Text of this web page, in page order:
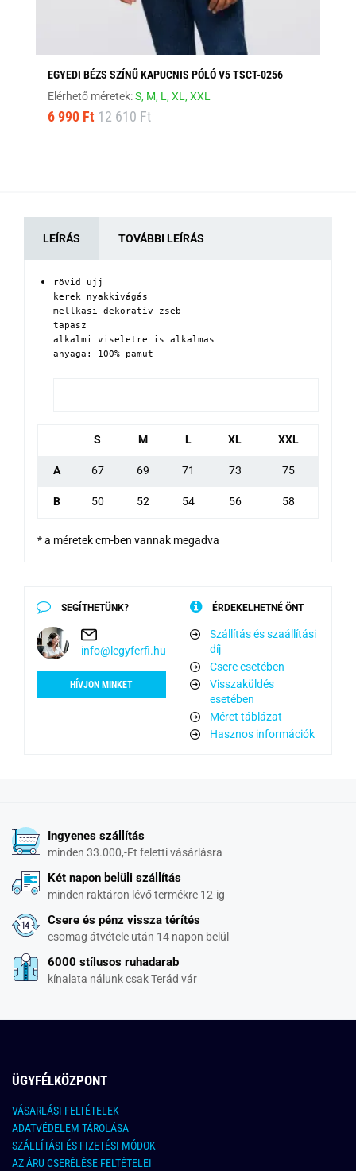
EGYEDI BÉZS SZÍNŰ KAPUCNIS PÓLÓ V5 TSCT-0256
Elérhető méretek:S, M, L,XL,XXL
6 990 Ft 12 610 Ft
LEÍRÁS TOVÁBBI LEÍRÁS
rövid ujj
kerek nyakkivágás
mellkasi dekoratív zseb
tapasz
alkalmi viseletre is alkalmas
anyaga: 100% pamut
S M L XL XXL
A 67 69 71 73 75
B 50 52 54 56 58
* a méretek cm-ben vannak megadva
SEGÍTHETÜNK?
info@legyferfi.hu
HÍVJON MINKET
ÉRDEKELHETNÉ ÖNT
Szállítás és szaállítási
díj
Csere esetében
Visszaküldés
esetében
Méret táblázat
Hasznos információk
Ingyenes szállítás
minden 33.000,-Ft feletti vásárlásra
Két napon belüli szállítás
minden raktáron lévő termékre 12-ig
Csere és pénz vissza térítés
csomag átvétele után 14 napon belül
6000 stílusos ruhadarab
kínalata nálunk csak Terád vár
ÜGYFÉLKÖZPONT
VÁSARLÁSI FELTÉTELEK
ADATVÉDELEM TÁROLÁSA
SZÁLLÍTÁSI ÉS FIZETÉSI MÓDOK
AZ ÁRU CSERÉLÉSE FELTÉTELEI